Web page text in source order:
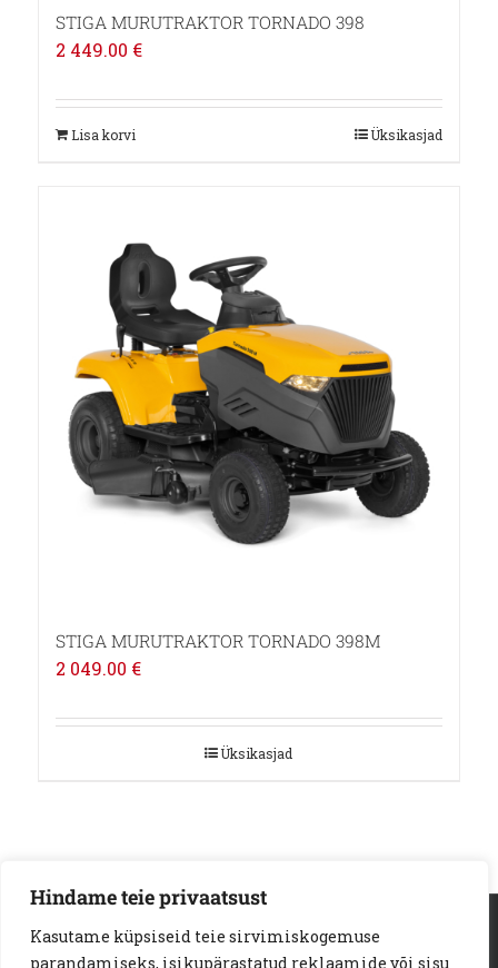
Hindame teie privaatsust
Kasutame küpsiseid teie sirvimiskogemuse
parandamiseks, isikupärastatud reklaamide või sisu
STIGA MURUTRAKTOR TORNADO 398
2 449.00 €
Lisa korvi Üksikasjad
STIGA MURUTRAKTOR TORNADO 398M
2 049.00 €
Üksikasjad
AS Loodus Invest | Viljandi mnt. 18a | 11216 Tallinn
+372 6722 123
info@loodusinvest.ee